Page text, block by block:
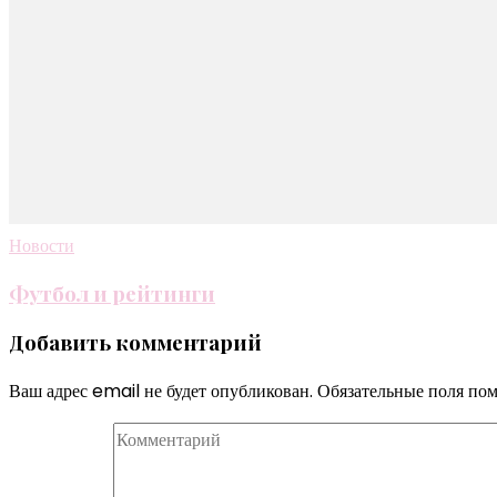
Новости
Футбол и рейтинги
Добавить комментарий
Ваш адрес email не будет опубликован. Обязательные поля